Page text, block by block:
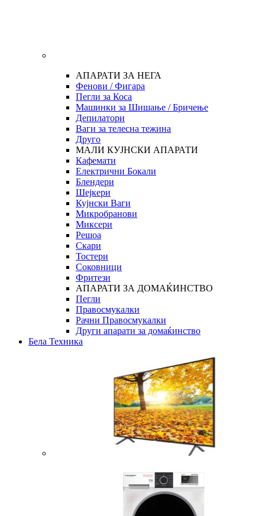
АПАРАТИ ЗА НЕГА
Фенови / Фигара
Пегли за Коса
Машинки за Шишање / Бричење
Депилатори
Ваги за телесна тежина
Друго
МАЛИ КУЈНСКИ АПАРАТИ
Кафемати
Електрични Бокали
Блендери
Шејкери
Кујнски Ваги
Микробранови
Миксери
Решоа
Скари
Тостери
Соковници
Фритези
АПАРАТИ ЗА ДОМАЌИНСТВО
Пегли
Правосмукалки
Рачни Правосмукалки
Други апарати за домаќинство
Бела Техника